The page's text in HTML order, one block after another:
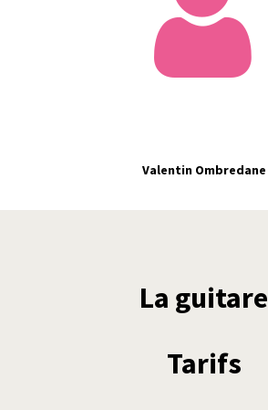
Valentin Ombredane
La guitare
Tarifs